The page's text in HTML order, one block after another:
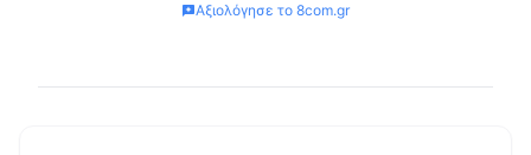
Αξιολόγησε το 8com.gr